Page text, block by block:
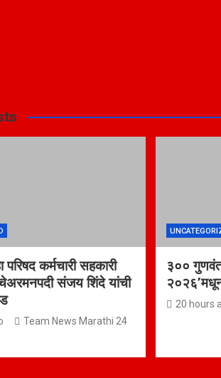
परिषद कर्मचारी सहकारी
संजय शिंदे यांची
Team News Marathi 24
३०० गुणवंत
२०२६’मधून
20 hours